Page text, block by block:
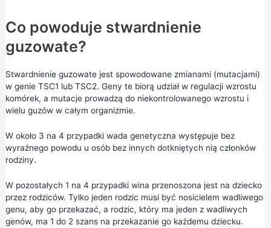
Co powoduje stwardnienie
guzowate?
Stwardnienie guzowate jest spowodowane zmianami (mutacjami)
w genie TSC1 lub TSC2. Geny te biorą udział w regulacji wzrostu
komórek, a mutacje prowadzą do niekontrolowanego wzrostu i
wielu guzów w całym organizmie.
W około 3 na 4 przypadki wada genetyczna występuje bez
wyraźnego powodu u osób bez innych dotkniętych nią członków
rodziny.
W pozostałych 1 na 4 przypadki wina przenoszona jest na dziecko
przez rodziców. Tylko jeden rodzic musi być nosicielem wadliwego
genu, aby go przekazać, a rodzic, który ma jeden z wadliwych
genów, ma 1 do 2 szans na przekazanie go każdemu dziecku.